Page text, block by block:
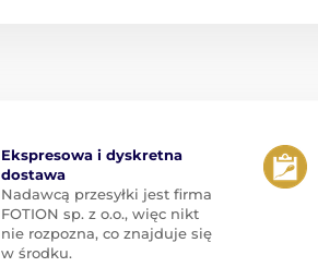
Ekspresowa i dyskretna
dostawa
Nadawcą przesyłki jest firma
FOTION sp. z o.o., więc nikt
nie rozpozna, co znajduje się
w środku.